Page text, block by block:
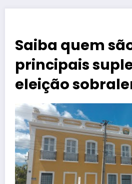
Saiba quem
principais
eleição